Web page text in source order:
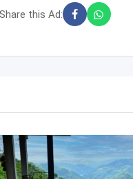
Share this Ad: